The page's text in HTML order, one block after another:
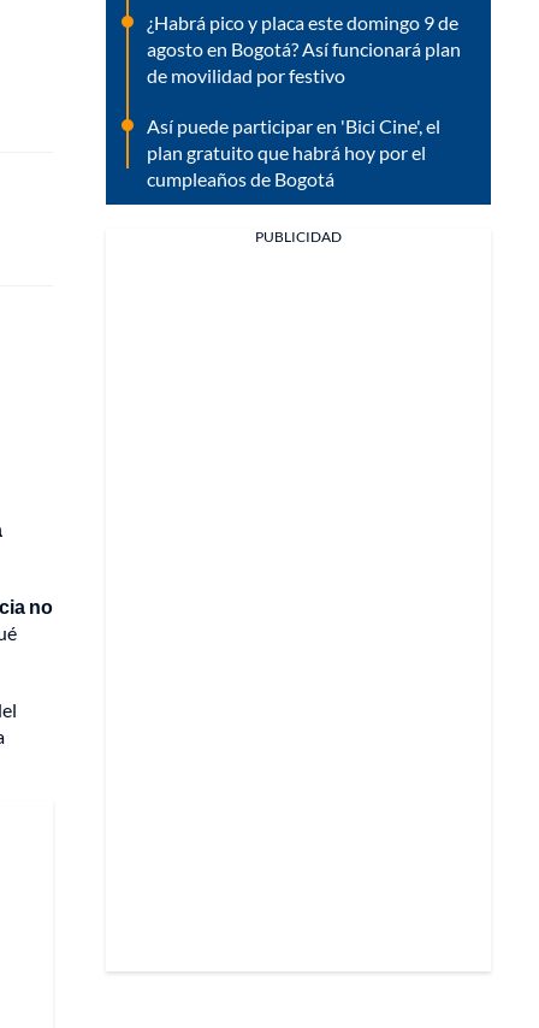
no
¿Habrá pico y placa este domingo 9 de
agosto en Bogotá? Así funcionará plan
de movilidad por festivo
Así puede participar en 'Bici Cine', el
plan gratuito que habrá hoy por el
cumpleaños de Bogotá
PUBLICIDAD